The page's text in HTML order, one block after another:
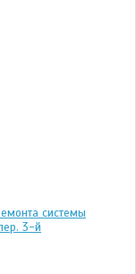
системы
3-й